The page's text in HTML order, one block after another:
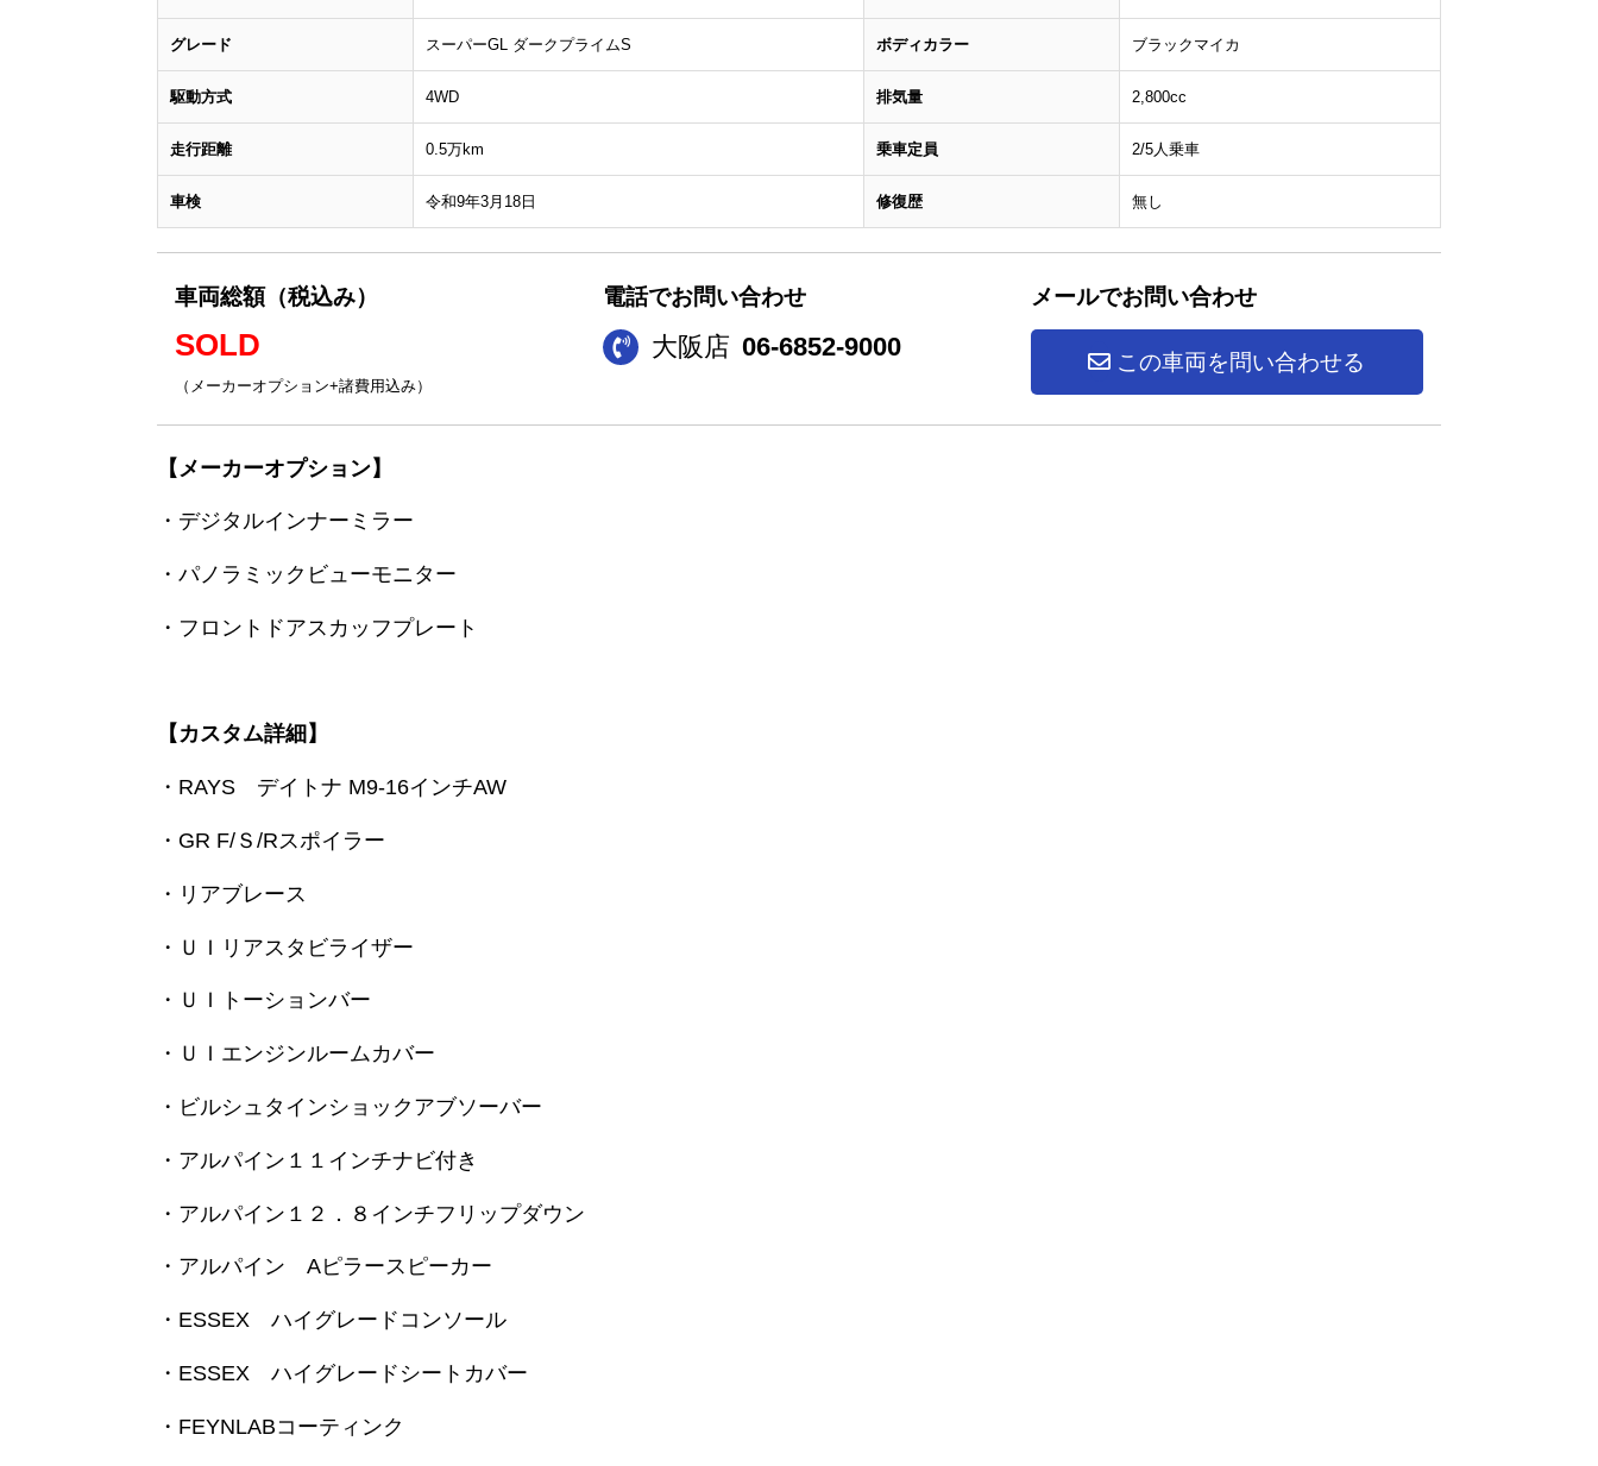
グレード スーパーGL ダークプライムS ボディカラー ブラックマイカ
駆動方式 4WD 排気量 2,800cc
走行距離 0.5万km 乗車定員 2/5人乗車
車検 令和9年3月18日 修復歴 無し
車両総額（税込み）
SOLD
（メーカーオプション+諸費用込み）
電話でお問い合わせ
大阪店 06-6852-9000
メールでお問い合わせ
この車両を問い合わせる
【メーカーオプション】
・デジタルインナーミラー
・パノラミックビューモニター
・フロントドアスカッフプレート
【カスタム詳細】
・RAYS デイトナ M9-16インチAW
・GR F/Ｓ/Rスポイラー
・リアブレース
・ＵＩリアスタビライザー
・ＵＩトーションバー
・ＵＩエンジンルームカバー
・ビルシュタインショックアブソーバー
・アルパイン１１インチナビ付き
・アルパイン１２．８インチフリップダウン
・アルパイン Aピラースピーカー
・ESSEX ハイグレードコンソール
・ESSEX ハイグレードシートカバー
・FEYNLABコーティンク